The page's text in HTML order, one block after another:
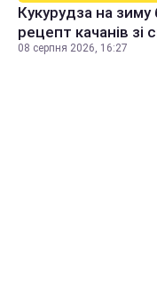
Кукурудза на
рецепт качанів зі
08 серпня 2026, 16:27